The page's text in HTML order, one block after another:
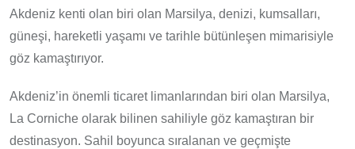
Akdeniz kenti olan biri olan Marsilya, denizi, kumsalları,
güneşi, hareketli yaşamı ve tarihle bütünleşen mimarisiyle
göz kamaştırıyor.
Akdeniz’in önemli ticaret limanlarından biri olan Marsilya,
La Corniche olarak bilinen sahiliyle göz kamaştıran bir
destinasyon. Sahil boyunca sıralanan ve geçmişte